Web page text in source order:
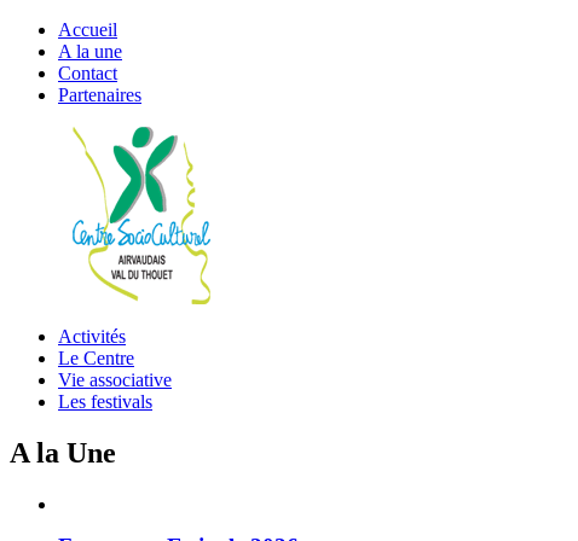
Accueil
A la une
Contact
Partenaires
Activités
Le Centre
Vie associative
Les festivals
A la Une